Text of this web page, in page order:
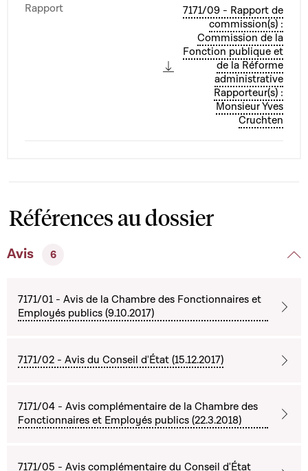
Rapport
7171/09 - Rapport de
commission(s) :
Commission de la
Fonction publique et
de la Réforme
administrative
Rapporteur(s) :
Monsieur Yves
Cruchten
Références au dossier
Avis 6
7171/01 - Avis de la Chambre des Fonctionnaires et
Employés publics (9.10.2017)
7171/02 - Avis du Conseil d'État (15.12.2017)
7171/04 - Avis complémentaire de la Chambre des
Fonctionnaires et Employés publics (22.3.2018)
7171/05 - Avis complémentaire du Conseil d'État